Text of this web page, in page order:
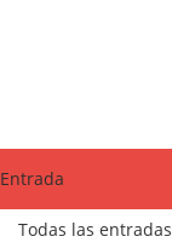
Entrada
Todas las entradas